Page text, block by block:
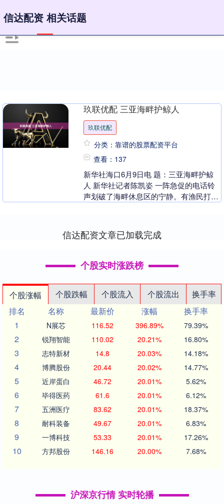
信达配资 相关话题
玖联优配 三亚海畔护鲸人
玖联优配
分类：靠谱的股票配资平台
查看：137
新华社海口6月9日电 题：三亚海畔护鲸
人 新华社记者陈凯姿 一阵急促的电话铃
声划破了海畔休息区的宁静。有渔民打来
信达配资文章已加载完成
个股实时涨跌榜
个股涨幅 个股跌幅 个股流入 个股流出
换手率
排名
名称 最新价 涨幅
换手率
1
N展芯 116.52 396.89% 79.39%
2 锐翔智能 110.02 20.21% 16.80%
3 志特新材 14.8 20.03% 14.18%
4 博腾股份 20.44 20.02% 14.77%
5 近岸蛋白 46.72 20.01% 5.62%
6 毕得医药 61.6 20.01% 6.12%
7 五洲医疗 83.62 20.01% 18.37%
8 耐科装备 49.67 20.01% 6.83%
9 一博科技 53.33 20.01% 17.26%
10 方邦股份 146.16 20.00% 7.68%
沪深京行情 实时轮播